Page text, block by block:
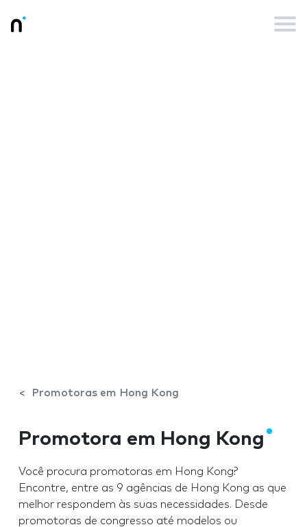
Promotoras em Hong Kong
Promotora em Hong Kong
Você procura promotoras em Hong Kong?
Encontre, entre as 9 agências de Hong Kong as que
melhor respondem às suas necessidades. Desde
promotoras de congresso até modelos ou